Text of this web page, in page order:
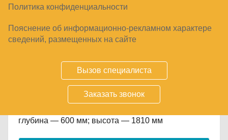
Политика конфиденциальности
Пояснение об информационно-рекламном характере
сведений, размещенных на сайте
Вызов специалиста
Заказать звонок
105220₽
Срок заказапо запросу
глубина — 600 мм; высота — 1810 мм